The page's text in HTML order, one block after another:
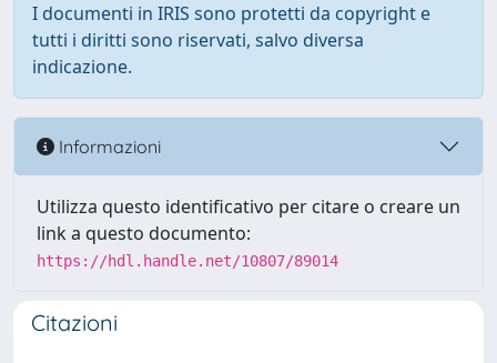
I documenti in IRIS sono protetti da copyright e
tutti i diritti sono riservati, salvo diversa
indicazione.
Informazioni
Utilizza questo identificativo per citare o creare un
link a questo documento:
https://hdl.handle.net/10807/89014
Citazioni